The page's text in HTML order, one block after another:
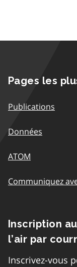
Pages les
Publications
Données
ATOM
Communiquez
Inscription
l’air par
Inscrivez-vous